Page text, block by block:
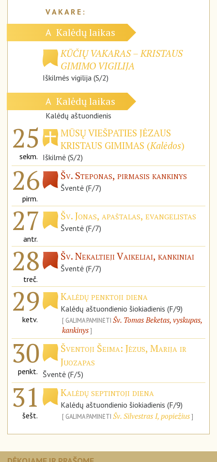
A Kalėdų laikas
KŪČIŲ VAKARAS – KRISTAUS
GIMIMO VIGILIJA
Iškilmės vigilija (S/2)
A Kalėdų laikas
Kalėdų aštuondienis
25
sekm.
MŪSŲ VIEŠPATIES JĖZAUS
KRISTAUS GIMIMAS (Kalėdos)
Iškilmė (S/2)
26
pirm.
Šv. Steponas, pirmasis kankinys
Šventė (F/7)
27
antr.
Šv. Jonas, apaštalas, evangelistas
Šventė (F/7)
28
treč.
Šv. Nekaltieji Vaikeliai, kankiniai
Šventė (F/7)
29
ketv.
Kalėdų penktoji diena
Kalėdų aštuondienio šiokiadienis (F/9)
GALIMA PAMINĖTI Šv. Tomas Beketas, vyskupas,
kankinys
30
penkt.
Šventoji Šeima: Jėzus, Marija ir
Juozapas
Šventė (F/5)
31
šešt.
Kalėdų septintoji diena
Kalėdų aštuondienio šiokiadienis (F/9)
GALIMA PAMINĖTI Šv. Silvestras I, popiežius